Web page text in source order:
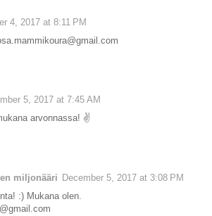
4, 2017 at 8:11 PM
5, 2017 at 7:45 AM
arvonnassa! ✌
miljonääri December 5, 2017 at 3:08 PM
:) Mukana olen.